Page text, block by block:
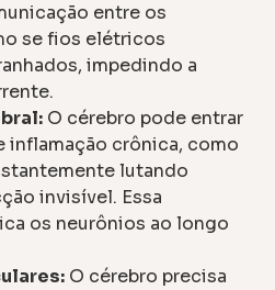
entre os
se fios elétricos
impedindo a
O cérebro pode entrar
inflamação crônica, como
lutando
invisível. Essa
os neurônios ao longo
O cérebro precisa